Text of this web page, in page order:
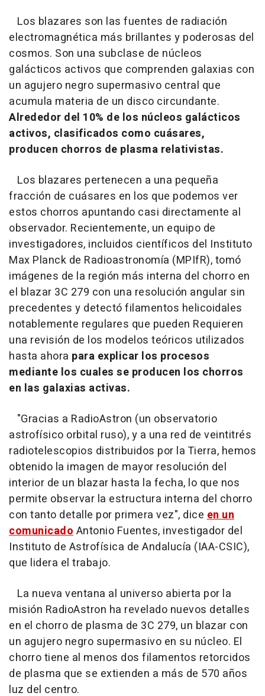
Los blazares son las fuentes de radiación
electromagnética más brillantes y poderosas del
cosmos. Son una subclase de núcleos
galácticos activos que comprenden galaxias con
un agujero negro supermasivo central que
acumula materia de un disco circundante.
Alrededor del 10% de los núcleos galácticos
activos, clasificados como cuásares,
producen chorros de plasma relativistas.
Los blazares pertenecen a una pequeña
fracción de cuásares en los que podemos ver
estos chorros apuntando casi directamente al
observador. Recientemente, un equipo de
investigadores, incluidos científicos del Instituto
Max Planck de Radioastronomía (MPIfR), tomó
imágenes de la región más interna del chorro en
el blazar 3C 279 con una resolución angular sin
precedentes y detectó filamentos helicoidales
notablemente regulares que pueden Requieren
una revisión de los modelos teóricos utilizados
hasta ahora para explicar los procesos
mediante los cuales se producen los chorros
en las galaxias activas.
"Gracias a RadioAstron (un observatorio
astrofísico orbital ruso), y a una red de veintitrés
radiotelescopios distribuidos por la Tierra, hemos
obtenido la imagen de mayor resolución del
interior de un blazar hasta la fecha, lo que nos
permite observar la estructura interna del chorro
con tanto detalle por primera vez", diceen un
comunicadoAntonio Fuentes, investigador del
Instituto de Astrofísica de Andalucía (IAA-CSIC),
que lidera el trabajo.
La nueva ventana al universo abierta por la
misión RadioAstron ha revelado nuevos detalles
en el chorro de plasma de 3C 279, un blazar con
un agujero negro supermasivo en su núcleo. El
chorro tiene al menos dos filamentos retorcidos
de plasma que se extienden a más de 570 años
luz del centro.